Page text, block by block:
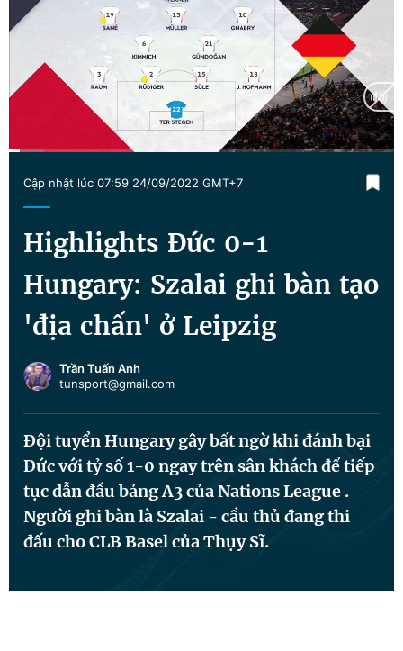
Chuyên mục khác
Chào ngày mới Tin 24h
Tin thị trường Tin 360
Video Magazine
Sản phẩm khác
Tiện ích Bạn cần biết
Thông tin tòa soạn
Đọc Thanh Niên trên điện thoại
Đổi mật khẩu
Tin đã lưu
Tin đã xem
Đăng xuất
Time
Cập nhật lúc 07:59 24/09/2022 GMT+7
Highlights Đức 0-1
Hungary: Szalai ghi bàn tạo
'địa chấn' ở Leipzig
Trần Tuấn Anh
tunsport@gmail.com
Đội tuyển Hungary gây bất ngờ khi đánh bại
Đức với tỷ số 1-0 ngay trên sân khách để tiếp
tục dẫn đầu bảng A3 của Nations League .
Người ghi bàn là Szalai - cầu thủ đang thi
đấu cho CLB Basel của Thụy Sĩ.